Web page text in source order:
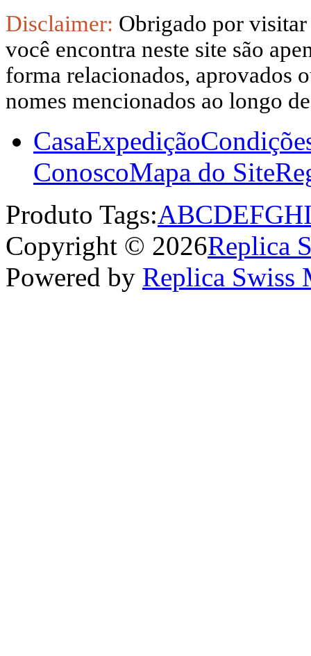
Disclaimer: Obrigado por visitar
você encontra neste site são
forma relacionados, aprovados
nomes mencionados ao longo
CasaExpedição
ConoscoMapa do Site
Produto Tags:ABCDEFGH
Copyright © 2026Replica
Powered by Replica Swiss